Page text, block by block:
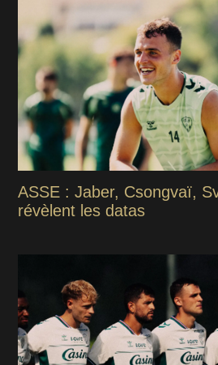
ASSE : Jaber, Csongvaï,
révèlent les datas